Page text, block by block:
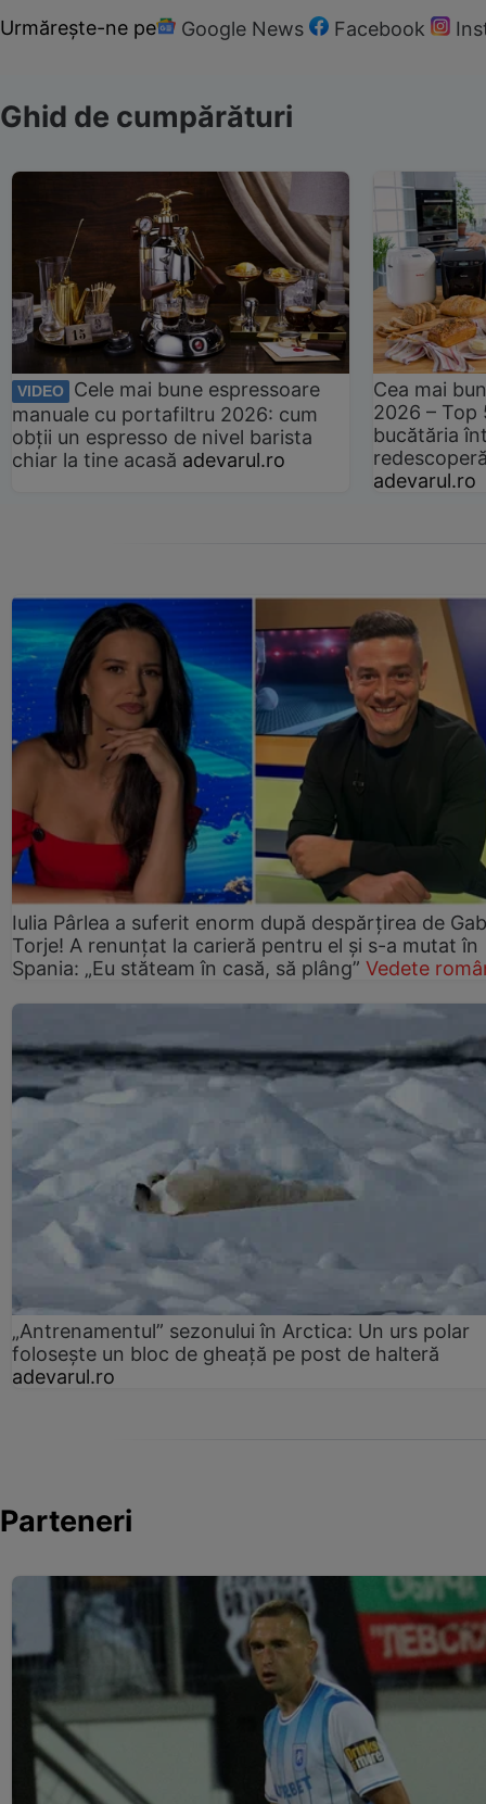
Urmărește-ne pe Google News Facebook
Ghid de cumpărături
VIDEO
Cele mai bune espressoare
manuale cu portafiltru 2026: cum
obții un espresso de nivel barista
chiar la tine acasă adevarul.ro
Cea mai
2026 –
bucătăria
adevarul.ro
Iulia Pârlea a suferit enorm după despărțirea de
Torje! A renunțat la carieră pentru el și s-a mutat în
Spania: „Eu stăteam în casă, să plâng” Vedete
„Antrenamentul” sezonului în Arctica: Un urs polar
folosește un bloc de gheață pe post de halteră
adevarul.ro
Parteneri